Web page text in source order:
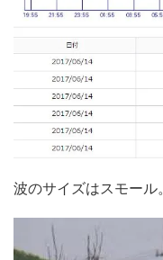
波のサイズはスモール。